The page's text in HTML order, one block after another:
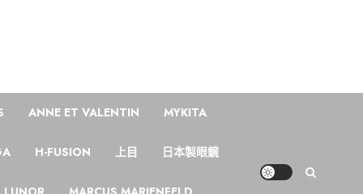
ANNE ET VALENTIN MYKITA
H-FUSION 上目 日本製眼鏡